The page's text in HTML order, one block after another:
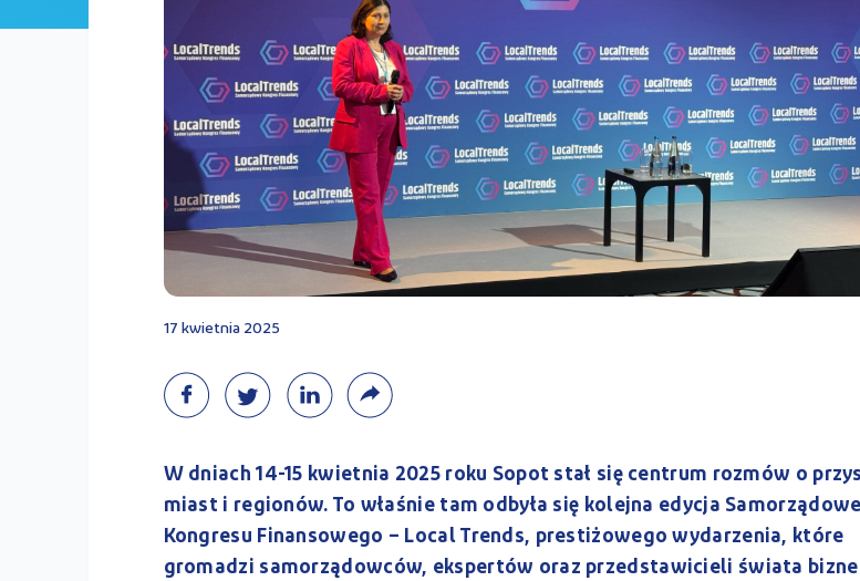
17 kwietnia 2025
W dniach 14-15 kwietnia 2025 roku Sopot stał się centrum rozmów o
miast i regionów. To właśnie tam odbyła się kolejna edycja
Kongresu Finansowego – Local Trends, prestiżowego wydarzenia, które
gromadzi samorządowców, ekspertów oraz przedstawicieli świata